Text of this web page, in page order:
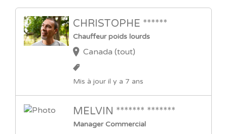
CHRISTOPHE ******
Chauffeur poids lourds
Canada (tout)
Mis à jour il y a 7 ans
MELVIN ******* *******
Manager Commercial